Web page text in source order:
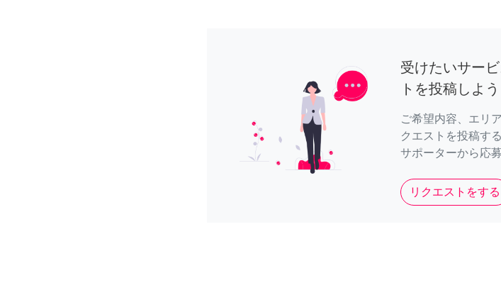
受けたいサー
トを投稿しよう
ご希望内容、エリ
クエストを投稿す
サポーターから応
リクエストをする